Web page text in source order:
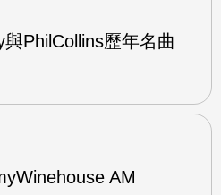
PhilCollins歷年名曲
AM